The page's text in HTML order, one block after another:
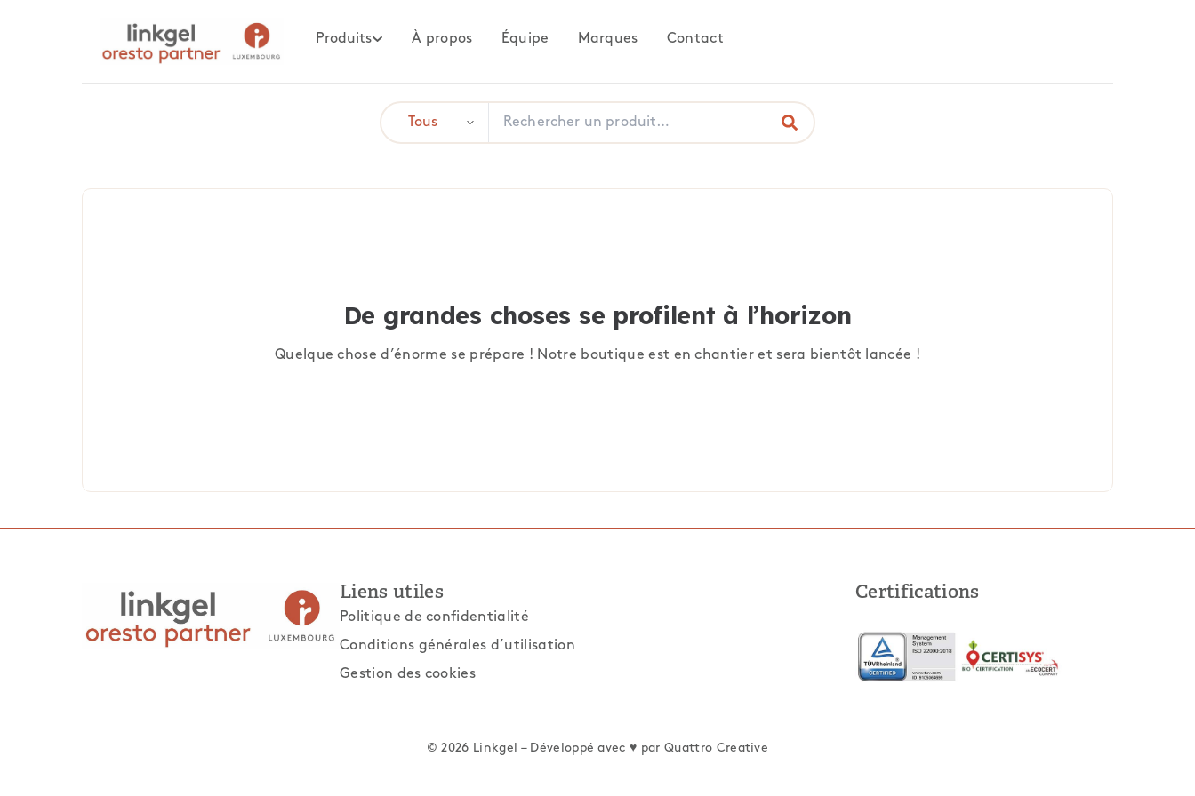
Produits À propos Équipe Marques Contact
De grandes choses se profilent à l’horizon
Quelque chose d’énorme se prépare ! Notre boutique est en chantier et sera bientôt lancée !
Liens utiles
Politique de confidentialité
Conditions générales d’utilisation
Gestion des cookies
Certifications
© 2026 Linkgel – Développé avec ♥ parQuattro Creative